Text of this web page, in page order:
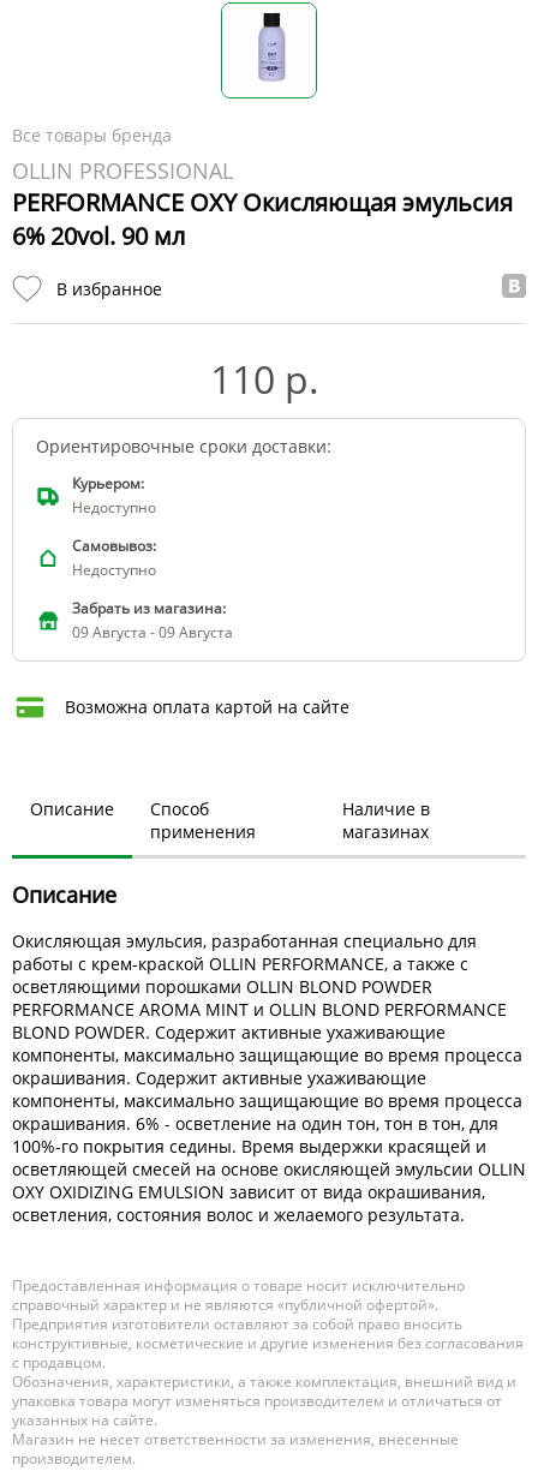
Все товары бренда
OLLIN PROFESSIONAL
PERFORMANCE OXY Окисляющая эмульсия
6% 20vol. 90 мл
В избранное
110 р.
Ориентировочные сроки доставки:
Курьером:
Недоступно
Самовывоз:
Недоступно
Забрать из магазина:
09 Августа - 09 Августа
Возможна оплата картой на сайте
Описание
Способ
применения
Наличие в
магазинах
Описание
Окисляющая эмульсия, разработанная специально для
работы с крем-краской OLLIN PERFORMANCE, а также с
осветляющими порошками OLLIN BLOND POWDER
PERFORMANCE AROMA MINT и OLLIN BLOND PERFORMANCE
BLOND POWDER. Содержит активные ухаживающие
компоненты, максимально защищающие во время процесса
окрашивания. Содержит активные ухаживающие
компоненты, максимально защищающие во время процесса
окрашивания. 6% - осветление на один тон, тон в тон, для
100%-го покрытия седины. Время выдержки красящей и
осветляющей смесей на основе окисляющей эмульсии OLLIN
OXY OXIDIZING EMULSION зависит от вида окрашивания,
осветления, состояния волос и желаемого результата.
Предоставленная информация о товаре носит исключительно
справочный характер и не являются «публичной офертой».
Предприятия изготовители оставляют за собой право вносить
конструктивные, косметические и другие изменения без согласования
с продавцом.
Обозначения, характеристики, а также комплектация, внешний вид и
упаковка товара могут изменяться производителем и отличаться от
указанных на сайте.
Магазин не несет ответственности за изменения, внесенные
производителем.